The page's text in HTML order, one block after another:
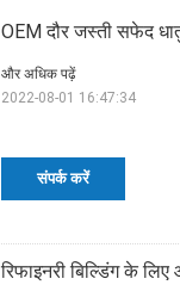
OEM दौर जस्ती सफेद
संपर्क करें
और अधिक पढ़ें
2022-08-01 16:47:34
रिफाइनरी बिल्डिंग के